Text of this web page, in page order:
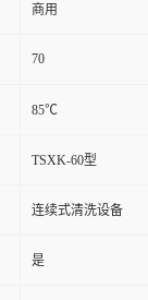
商用
70
85℃
TSXK-60型
连续式清洗设备
是